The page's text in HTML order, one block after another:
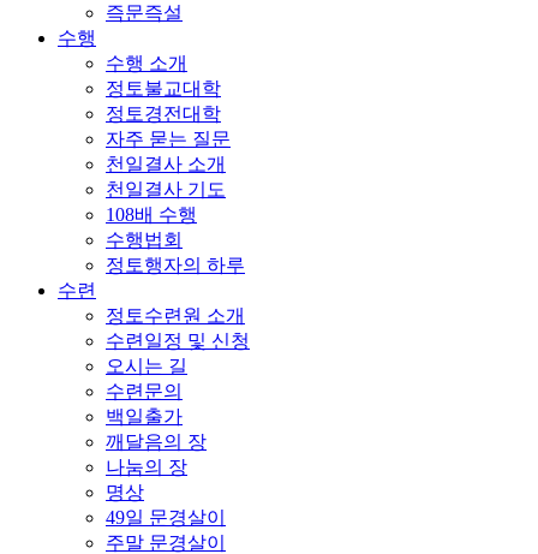
즉문즉설
수행
수행 소개
정토불교대학
정토경전대학
자주 묻는 질문
천일결사 소개
천일결사 기도
108배 수행
수행법회
정토행자의 하루
수련
정토수련원 소개
수련일정 및 신청
오시는 길
수련문의
백일출가
깨달음의 장
나눔의 장
명상
49일 문경살이
주말 문경살이